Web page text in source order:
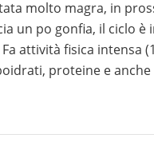
molto magra, in
proteine e
uno specifico
ciclo?